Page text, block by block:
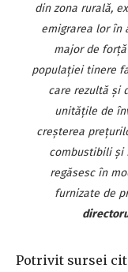
din zona rurală,
emigrarea lor în
major de
populaţiei tinere
care rezultă şi
unităţile de
creşterea
combustibili şi
regăsesc în
furnizate de
Potrivit sursei